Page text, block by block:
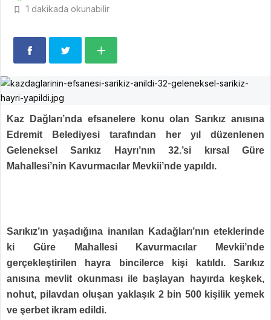
1 dakikada okunabilir
Kaz Dağları’nda efsanelere konu olan Sarıkız anısına
Edremit Belediyesi tarafından her yıl düzenlenen
Geleneksel Sarıkız Hayrı’nın 32.’si kırsal Güre
Mahallesi’nin Kavurmacılar Mevkii’nde yapıldı.
Sarıkız’ın yaşadığına inanılan Kadağları’nın eteklerinde
ki Güre Mahallesi Kavurmacılar Mevkii’nde
gerçekleştirilen hayra bincilerce kişi katıldı. Sarıkız
anısına mevlit okunması ile başlayan hayırda keşkek,
nohut, pilavdan oluşan yaklaşık 2 bin 500 kişilik yemek
ve şerbet ikram edildi.